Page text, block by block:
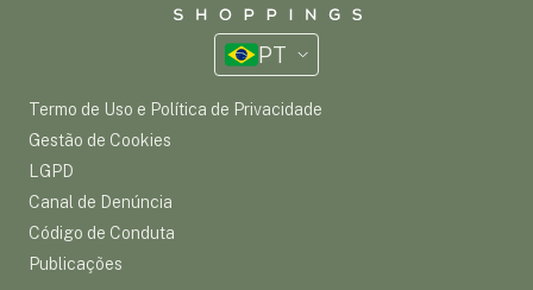
PT
Termo de Uso e Política de Privacidade
Gestão de Cookies
LGPD
Canal de Denúncia
Código de Conduta
Publicações